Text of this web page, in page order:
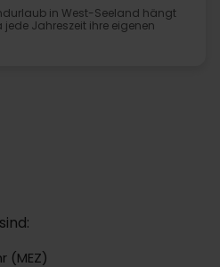
in West-Seeland hängt
Jahreszeit ihre eigenen
(MEZ)